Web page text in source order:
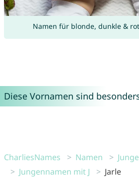
Namen für blonde, dunkle &
Diese Vornamen sind
CharliesNames Namen
Jungennamen mit J
Jarle